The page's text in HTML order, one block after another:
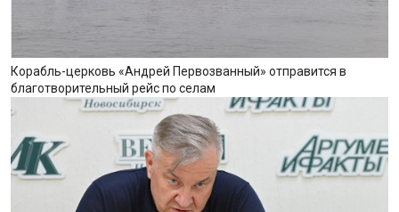
Корабль-церковь «Андрей Первозванный» отправится в
благотворительный рейс по селам